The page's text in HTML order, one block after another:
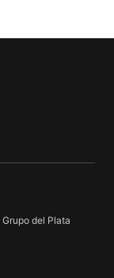
del Plata